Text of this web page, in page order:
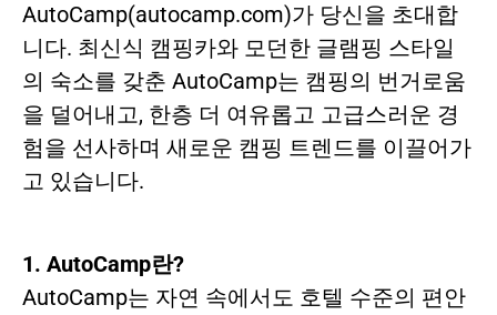
AutoCamp(autocamp.com)가 당신을 초대합
니다. 최신식 캠핑카와 모던한 글램핑 스타일
의 숙소를 갖춘 AutoCamp는 캠핑의 번거로움
을 덜어내고, 한층 더 여유롭고 고급스러운 경
험을 선사하며 새로운 캠핑 트렌드를 이끌어가
고 있습니다.
1. AutoCamp란?
AutoCamp는 자연 속에서도 호텔 수준의 편안